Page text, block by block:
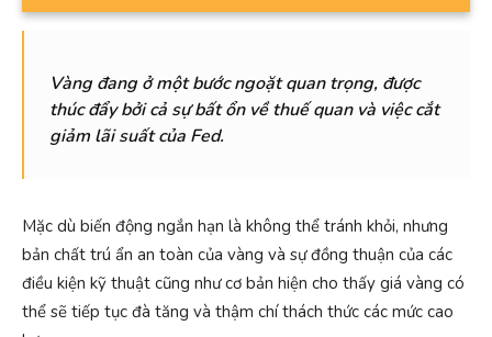
Vàng đang ở một bước ngoặt quan trọng, được
thúc đẩy bởi cả sự bất ổn về thuế quan và việc cắt
giảm lãi suất của Fed.
Mặc dù biến động ngắn hạn là không thể tránh khỏi, nhưng
bản chất trú ẩn an toàn của vàng và sự đồng thuận của các
điều kiện kỹ thuật cũng như cơ bản hiện cho thấy giá vàng có
thể sẽ tiếp tục đà tăng và thậm chí thách thức các mức cao